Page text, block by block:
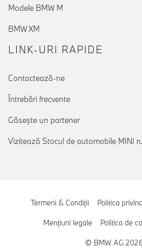
Modele BMW M
BMW XM
LINK-URI RAPIDE
Contactează-ne
Întrebări frecvente
Găseşte un partener
Vizitează Stocul de automobile MINI
Termeni & Condiţii Politica
Menţiuni legale Politica de
© BMW AG 2026